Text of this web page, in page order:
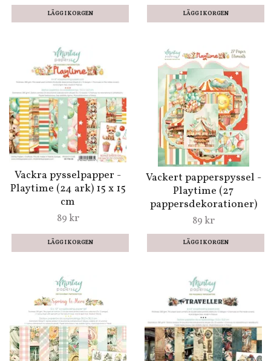
Vackra pysselpapper -
Playtime (24 ark) 15 x 15
cm
89 kr
Vackert papperspyssel -
Playtime (27
pappersdekorationer)
89 kr